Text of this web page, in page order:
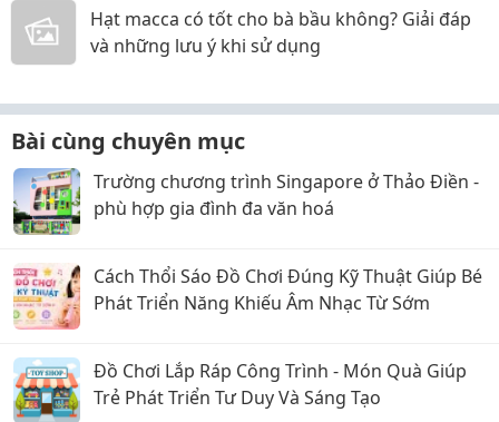
Hạt macca có tốt cho bà bầu không? Giải đáp
và những lưu ý khi sử dụng
Bài cùng chuyên mục
Trường chương trình Singapore ở Thảo Điền -
phù hợp gia đình đa văn hoá
Cách Thổi Sáo Đồ Chơi Đúng Kỹ Thuật Giúp Bé
Phát Triển Năng Khiếu Âm Nhạc Từ Sớm
Đồ Chơi Lắp Ráp Công Trình - Món Quà Giúp
Trẻ Phát Triển Tư Duy Và Sáng Tạo